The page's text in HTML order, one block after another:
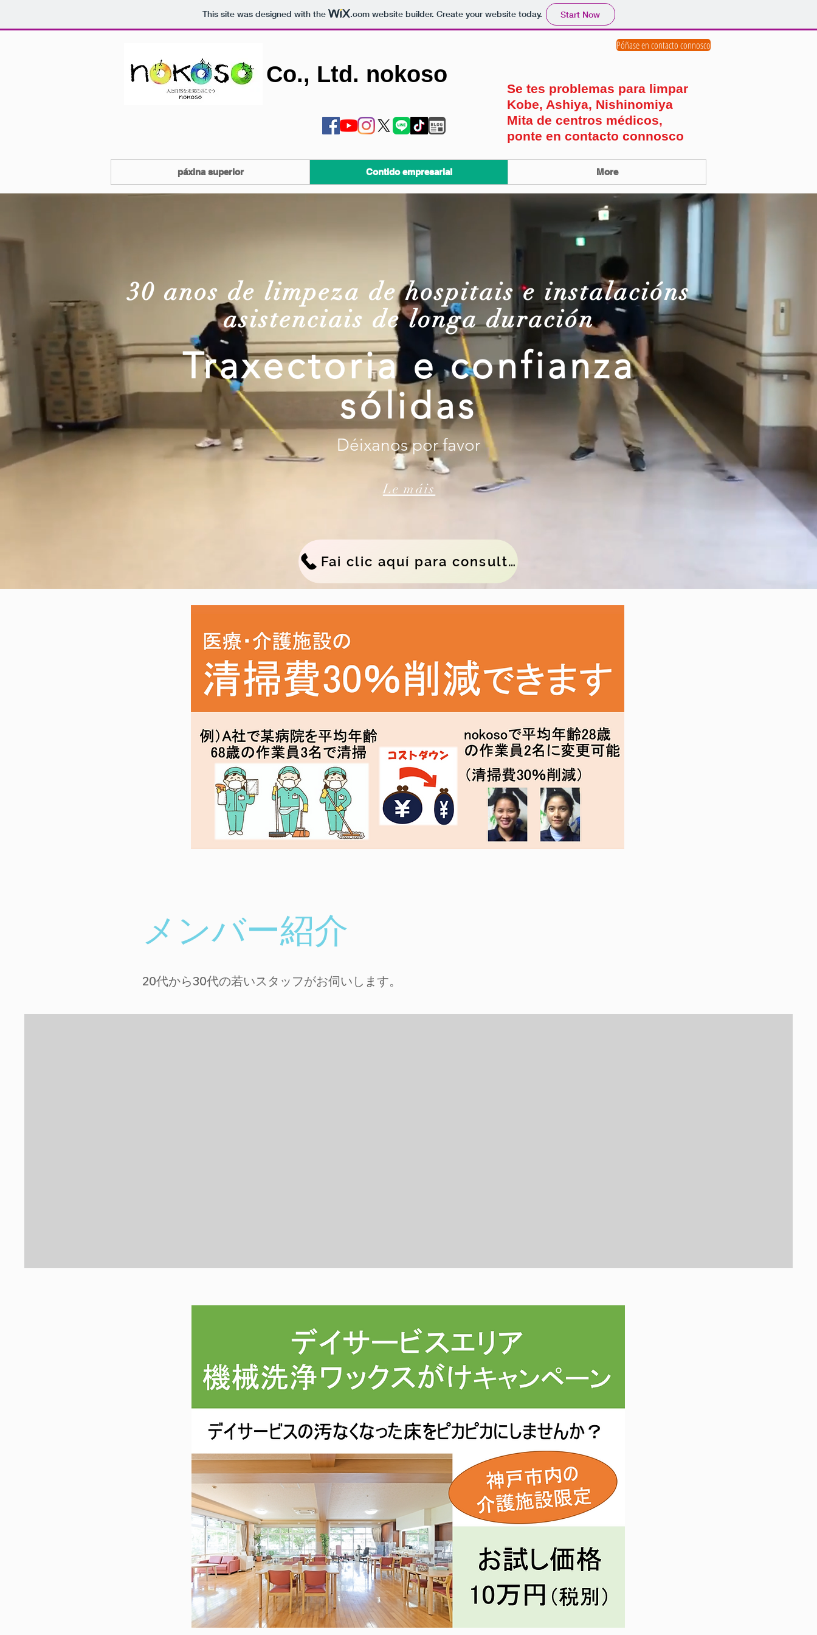
This site was designed with the .comwebsite builder. Create your website today. Start Now
Co., Ltd. nokoso
Póñase en contacto connosco
Se tes problemas para limpar
Kobe, Ashiya, Nishinomiya
Mita de centros médicos,
ponte en contacto connosco
páxina superior Contido empresarial More
30 anos de limpeza de hospitais e instalacións
asistenciais de longa duración
Traxectoria e confianza
sólidas
Déixanos por favor
Le máis
Fai clic aquí para consultas
​メンバー紹介
​20代から30代の若いスタッフがお伺いします。